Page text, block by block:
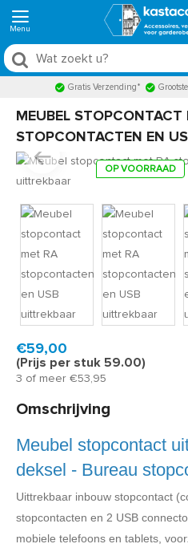
Gratis Verzending*
MEUBEL STOPCONTACT
STOPCONTACTEN EN
OP VOORRAAD
Snel in huis, 1 á 2 werkdagen
€59,00
(Prijs per stuk 59.00)
3 of meer €53,95
Omschrijving
Meubel stopcontact
deksel - Bureau
Uittrekbaar inbouw stopcontact
stopcontacten en 2 USB
mobiele telefoons en tablets,